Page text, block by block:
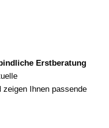
Erstberatung
Ihnen passende